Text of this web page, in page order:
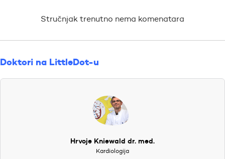
Stručnjak trenutno nema komenatara
Doktori na LittleDot-u
Hrvoje Kniewald dr. med.
Kardiologija